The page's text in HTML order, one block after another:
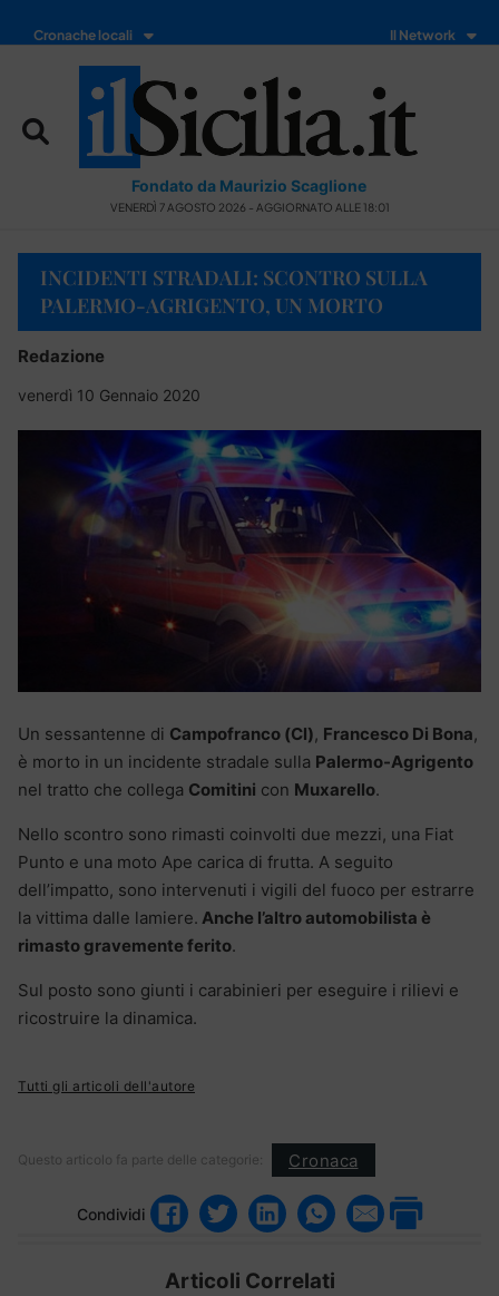
Cronache locali Il Network
Fondato da Maurizio Scaglione
VENERDÌ 7 AGOSTO 2026 - AGGIORNATO ALLE 18:01
INCIDENTI STRADALI: SCONTRO SULLA
PALERMO-AGRIGENTO, UN MORTO
Redazione
venerdì 10 Gennaio 2020
Un sessantenne di Campofranco (Cl), Francesco Di Bona,
è morto in un incidente stradale sulla Palermo-Agrigento
nel tratto che collega Comitini con Muxarello.
Nello scontro sono rimasti coinvolti due mezzi, una Fiat
Punto e una moto Ape carica di frutta. A seguito
dell’impatto, sono intervenuti i vigili del fuoco per estrarre
la vittima dalle lamiere. Anche l’altro automobilista è
rimasto gravemente ferito.
Sul posto sono giunti i carabinieri per eseguire i rilievi e
ricostruire la dinamica.
Tutti gli articoli dell'autore
Questo articolo fa parte delle categorie: Cronaca
Condividi
Articoli Correlati